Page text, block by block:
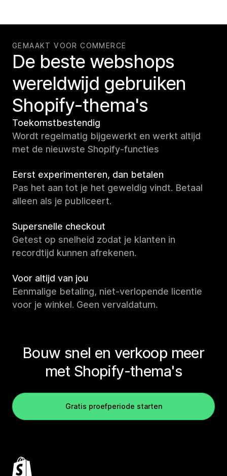
GEMAAKT VOOR COMMERCE
De beste webshops
wereldwijd gebruiken
Shopify-thema's
Toekomstbestendig
Wordt regelmatig bijgewerkt en werkt altijd
met de nieuwste Shopify-functies
Eerst experimenteren, dan betalen
Pas het aan tot je het geweldig vindt. Betaal
alleen als je publiceert.
Supersnelle checkout
Getest op snelheid zodat je klanten in
recordtijd kunnen afrekenen.
Voor altijd van jou
Eenmalige betaling, niet-verlopende licentie
voor je winkel. Geen vervaldatum.
Bouw snel en verkoop meer
met Shopify-thema's
Gratis proefperiode starten